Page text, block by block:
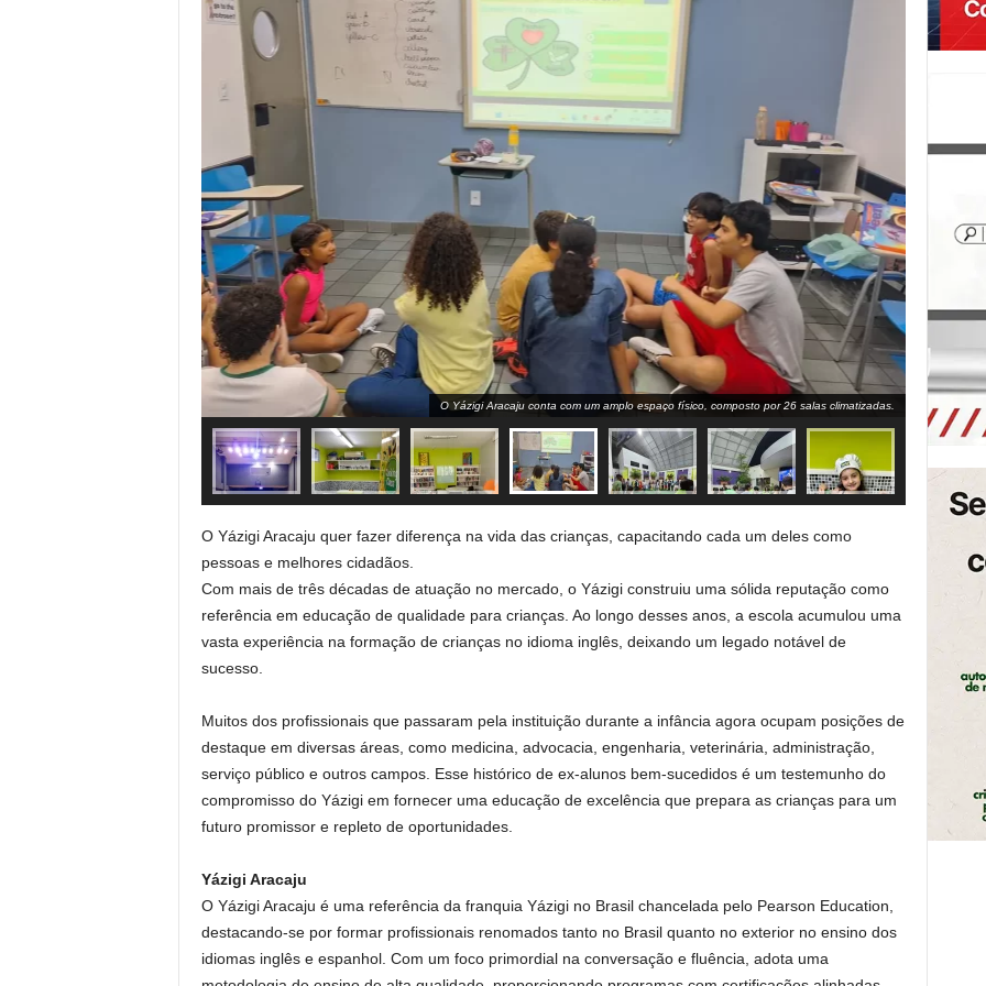
O Yázigi Aracaju conta com um amplo espaço físico, composto por 26 salas climatizadas.
O Yázigi Aracaju quer fazer diferença na vida das crianças, capacitando cada um deles como
pessoas e melhores cidadãos.
Com mais de três décadas de atuação no mercado, o Yázigi construiu uma sólida reputação como
referência em educação de qualidade para crianças. Ao longo desses anos, a escola acumulou uma
vasta experiência na formação de crianças no idioma inglês, deixando um legado notável de
sucesso.
Muitos dos profissionais que passaram pela instituição durante a infância agora ocupam posições de
destaque em diversas áreas, como medicina, advocacia, engenharia, veterinária, administração,
serviço público e outros campos. Esse histórico de ex-alunos bem-sucedidos é um testemunho do
compromisso do Yázigi em fornecer uma educação de excelência que prepara as crianças para um
futuro promissor e repleto de oportunidades.
Yázigi Aracaju
O Yázigi Aracaju é uma referência da franquia Yázigi no Brasil chancelada pelo Pearson Education,
destacando-se por formar profissionais renomados tanto no Brasil quanto no exterior no ensino dos
idiomas inglês e espanhol. Com um foco primordial na conversação e fluência, adota uma